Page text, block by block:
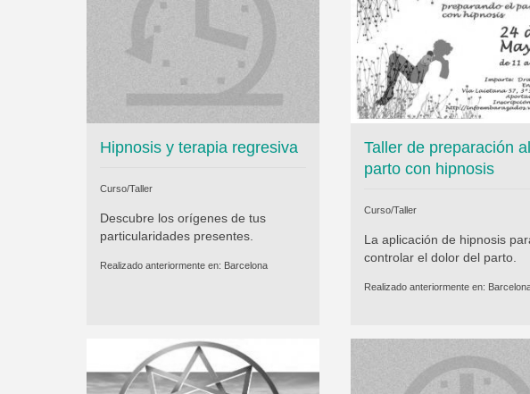
Hipnosis y terapia regresiva
Curso/Taller
Descubre los orígenes de tus
particularidades presentes.
Realizado anteriormente en: Barcelona
Taller de preparación al
parto con hipnosis
Curso/Taller
La aplicación de hipnosis
controlar el dolor del parto.
Realizado anteriormente en: